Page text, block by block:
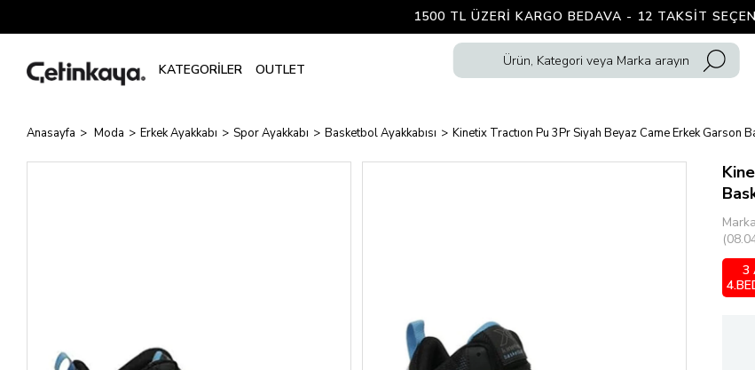
1500 TL ÜZERI KARGO BEDAVA - 12 TAKSIT
Anasayfa Moda Erkek Ayakkabı Spor Ayakkabı Basketbol Ayakkabısı Kinetix Tractıon Pu 3Pr Siyah Beyaz Came Erkek Garson
Marka
3